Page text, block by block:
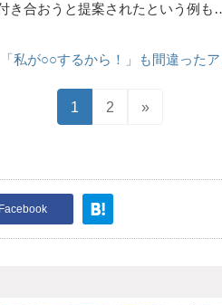
き合おうと提案されたという例も
「私が○○するから！」も間違った
1 2 »
Facebook